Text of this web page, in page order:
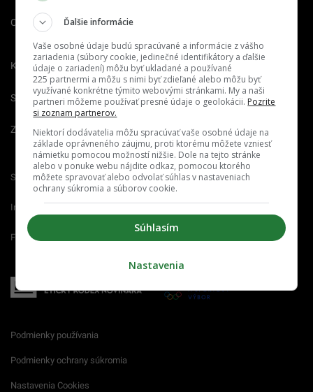
O nás Redakcia
Kariéra
Spravovať notifikácie
Zrušiť predplatné
Startitup.sk Fontech.sk Odzadu.sk
Interez.sk Emefka.sk Receptik.sk
Femm.sk
Podmienky používania
Podmienky ochrany súkromia
Nastavenia Cookies
Ďalšie informácie
Vaše osobné údaje budú spracúvané a informácie z vášho
zariadenia (súbory cookie, jedinečné identifikátory a ďalšie
údaje o zariadení) môžu byť ukladané a používané
225 partnermi a môžu s nimi byť zdieľané alebo môžu byť
využívané konkrétne týmito webovými stránkami. My a naši
partneri môžeme používať presné údaje o geolokácii. Pozrite
si zoznam partnerov.
Niektorí dodávatelia môžu spracúvať vaše osobné údaje na
základe oprávneného záujmu, proti ktorému môžete vzniesť
námietku pomocou možností nižšie. Dole na tejto stránke
alebo v ponuke webu nájdite odkaz, pomocou ktorého
môžete spravovať alebo odvolať súhlas v nastaveniach
ochrany súkromia a súborov cookie.
Súhlasím
Nastavenia